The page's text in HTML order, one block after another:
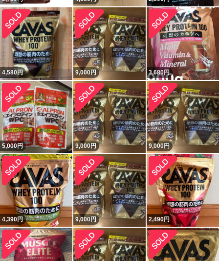
4,580円 9,000円 3,680円
5,000円 9,000円 9,000円
4,390円 9,000円 2,490円